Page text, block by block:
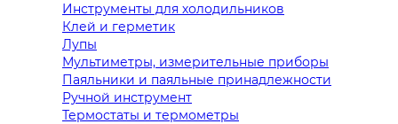
Инструменты для холодильников
Клей и герметик
Лупы
Мультиметры, измерительные приборы
Паяльники и паяльные принадлежности
Ручной инструмент
Термостаты и термометры